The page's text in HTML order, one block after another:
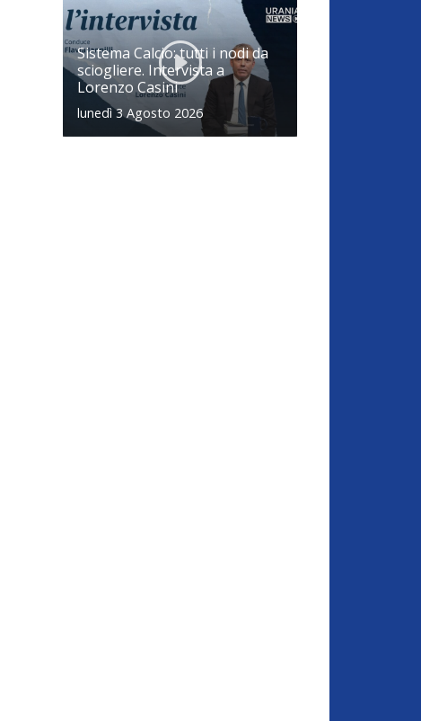
Sistema Calcio: tutti i nodi da
sciogliere. Intervista a
Lorenzo Casini
lunedì 3 Agosto 2026